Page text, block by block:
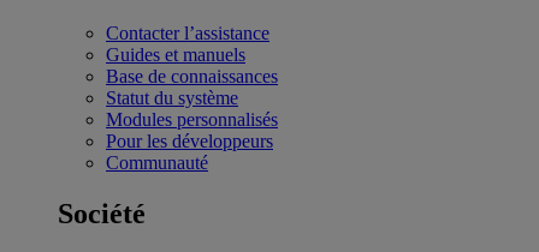
Contacter l’assistance
Guides et manuels
Base de connaissances
Statut du système
Modules personnalisés
Pour les développeurs
Communauté
Société